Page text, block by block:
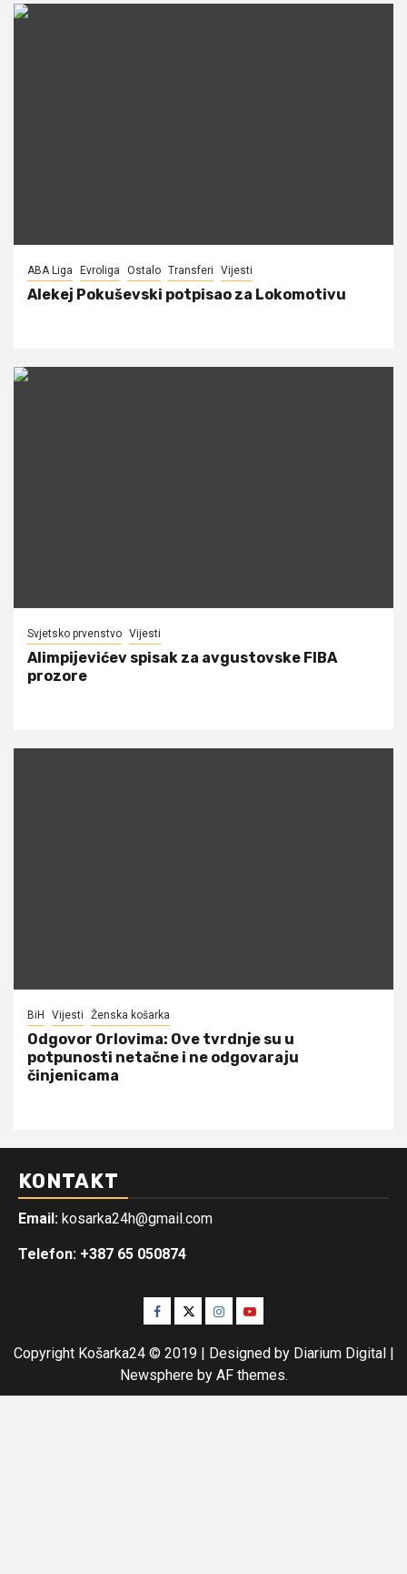
ABA Liga Evroliga Ostalo Transferi Vijesti
Alekej Pokuševski potpisao za Lokomotivu
Svjetsko prvenstvo Vijesti
Alimpijevićev spisak za avgustovske FIBA
prozore
BiH Vijesti Ženska košarka
Odgovor Orlovima: ​Ove tvrdnje su u
potpunosti netačne i ne odgovaraju
činjenicama
KONTAKT
Email: kosarka24h@gmail.com
Telefon: +387 65 050874
Facebook
TwitterInstagram
Youtube
Copyright Košarka24 © 2019 | Designed by Diarium Digital |
Newsphereby AF themes.